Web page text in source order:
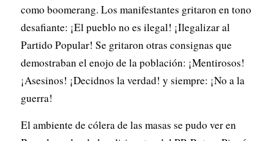
como boomerang. Los manifestantes gritaron en tono
desafiante: ¡El pueblo no es ilegal! ¡Ilegalizar al
Partido Popular! Se gritaron otras consignas que
demostraban el enojo de la población: ¡Mentirosos!
¡Asesinos! ¡Decidnos la verdad! y siempre: ¡No a la
guerra!
El ambiente de cólera de las masas se pudo ver en